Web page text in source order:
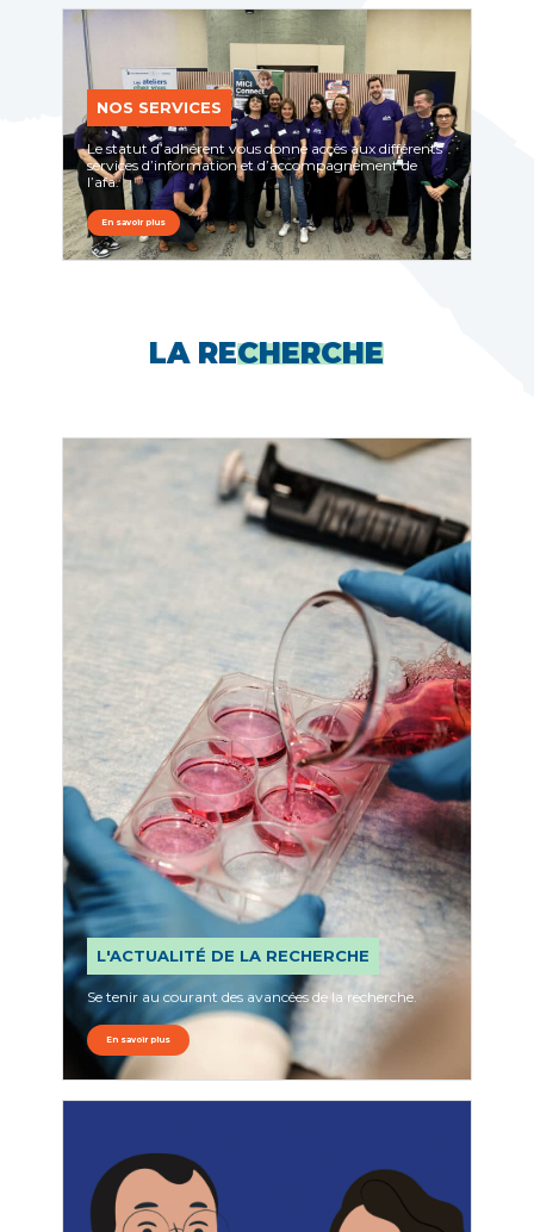
NOS SERVICES
Le statut d’adhérent vous donne accès aux différents
services d’information et d’accompagnement de
l’afa.
En savoir plus
LA RECHERCHE
L'ACTUALITÉ DE LA RECHERCHE
Se tenir au courant des avancées de la recherche.
En savoir plus